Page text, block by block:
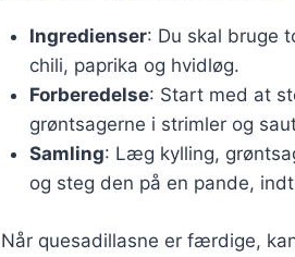
Ingredienser: Du skal bruge
chili, paprika og hvidløg.
Forberedelse: Start med at
grøntsagerne i strimler og
Samling: Læg kylling,
og steg den på en pande,
Når quesadillasne er færdige,